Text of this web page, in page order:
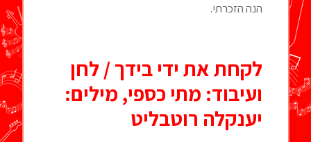
הנה הזכרתי.
לקחת את ידי בידך / לחן
ועיבוד: מתי כספי, מילים:
יענקלה רוטבליט